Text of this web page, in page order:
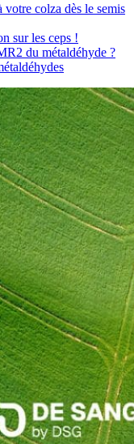
votre colza dès le semis
sur les ceps !
du métaldéhyde ?